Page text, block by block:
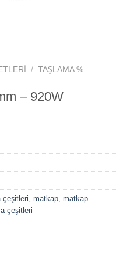
/ TAŞLAMA %
– 920W
çeşitleri, matkap, matkap
çeşitleri